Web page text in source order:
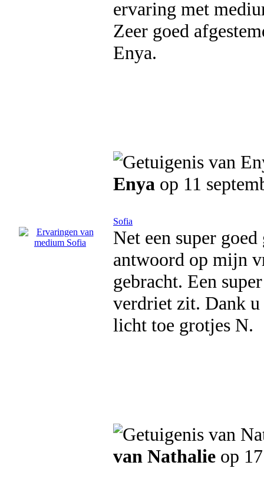
ervaring met
Zeer goed
Enya.
Enya op 11
Sofia
Net een super
antwoord op mijn
gebracht. Een
verdriet zit. Dank
licht toe grotjes N.
van Nathalie op